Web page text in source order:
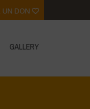
UN DON
GALLERY